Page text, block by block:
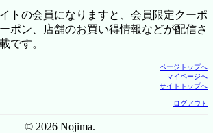
トの会員になりますと、会員限定クーポ
ポン、店舗のお買い得情報などが配信さ
です。
ページトップへ
マイページへ
サイトトップへ
ログアウト
© 2026 Nojima.